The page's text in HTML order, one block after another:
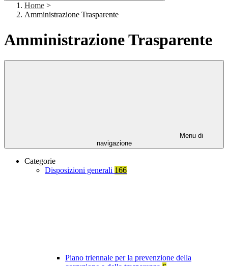
Home >
Amministrazione Trasparente
Amministrazione Trasparente
Menu di
navigazione
Categorie
Disposizioni generali 166
Piano triennale per la prevenzione della